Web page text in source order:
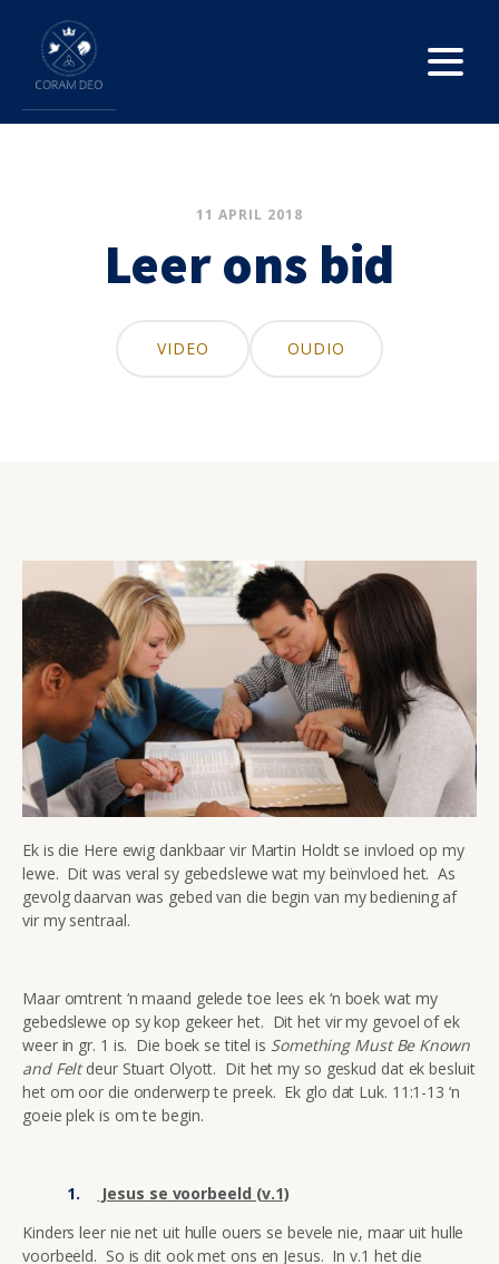
11 APRIL 2018
Leer ons bid
VIDEO OUDIO
Ek is die Here ewig dankbaar vir Martin Holdt se invloed op my
lewe. Dit was veral sy gebedslewe wat my beïnvloed het. As
gevolg daarvan was gebed van die begin van my bediening af
vir my sentraal.
Maar omtrent ‘n maand gelede toe lees ek ‘n boek wat my
gebedslewe op sy kop gekeer het. Dit het vir my gevoel of ek
weer in gr. 1 is. Die boek se titel is Something Must Be Known
and Feltdeur Stuart Olyott. Dit het my so geskud dat ek besluit
het om oor die onderwerp te preek. Ek glo dat Luk. 11:1-13 ‘n
goeie plek is om te begin.
Jesus se voorbeeld (v.1)
Kinders leer nie net uit hulle ouers se bevele nie, maar uit hulle
voorbeeld. So is dit ook met ons en Jesus. In v.1 het die